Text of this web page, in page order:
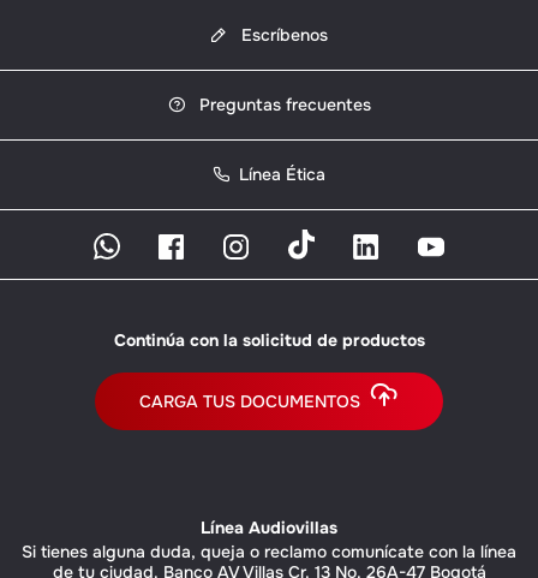
Escríbenos
Preguntas frecuentes
Línea Ética
Continúa con la solicitud de productos
CARGA TUS DOCUMENTOS
Línea Audiovillas
Si tienes alguna duda, queja o reclamo comunícate con la línea
de tu ciudad. Banco AV Villas Cr. 13 No. 26A-47 Bogotá